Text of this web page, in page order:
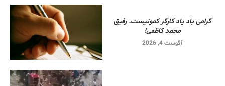
گرامی باد یاد کارگر کمونیست. رفیق
محمد کاظمی!
آگوست 4, 2026